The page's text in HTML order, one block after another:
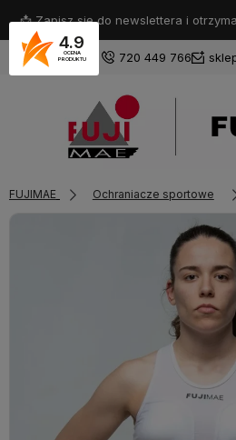
📩 Zapisz się do newslettera i
720 449 766
Załóż
Wybierz coś dla siebie z
się, aby przywrócić dodane
FUJIMAE Ochraniacze sportowe
4.9
OCENA
PRODUKTU